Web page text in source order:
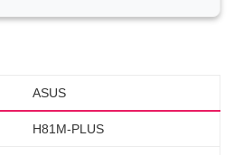
ASUS
H81M-PLUS